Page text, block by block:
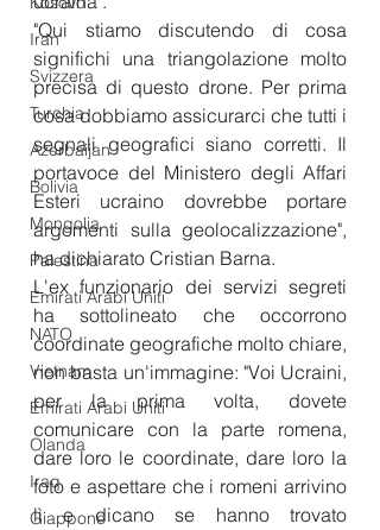
Iran
Svizzera
Turchia
Azerbaijan
Bolivia
Mongolia
Palestina
Emirati Arabi Uniti
NATO
Vietnam
Emirati Arabi Uniti
Olanda
Iraq
Giappone
"Qui stiamo discutendo di cosa
significhi una triangolazione molto
precisa di questo drone. Per prima
cosa dobbiamo assicurarci che tutti i
segnali geografici siano corretti. Il
portavoce del Ministero degli Affari
Esteri ucraino dovrebbe portare
argomenti sulla geolocalizzazione",
ha dichiarato Cristian Barna.
L'ex funzionario dei servizi segreti
ha sottolineato che occorrono
coordinate geografiche molto chiare,
non basta un'immagine: "Voi Ucraini,
per la prima volta, dovete
comunicare con la parte romena,
dare loro le coordinate, dare loro la
foto e aspettare che i romeni arrivino
lì e dicano se hanno trovato